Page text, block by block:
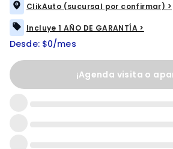
ClikAuto (sucursal por confirmar) >
Incluye 1 AÑO DE GARANTÍA >
Desde: $0/mes
¡Agenda visita o